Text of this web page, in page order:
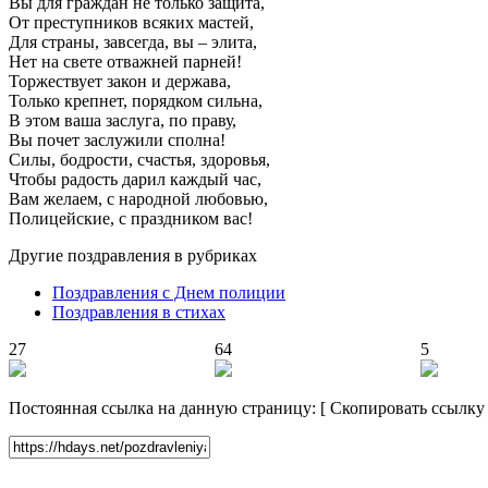
От преступников всяких мастей,
Для страны, завсегда, вы – элита,
Нет на свете отважней парней!
Торжествует закон и держава,
Только крепнет, порядком сильна,
В этом ваша заслуга, по праву,
Вы почет заслужили сполна!
Силы, бодрости, счастья, здоровья,
Чтобы радость дарил каждый час,
Вам желаем, с народной любовью,
Полицейские, с праздником вас!
Другие поздравления в рубриках
Поздравления с Днем полиции
Поздравления в стихах
27
64 5
Постоянная ссылка на данную страницу: [ Скопировать ссылку